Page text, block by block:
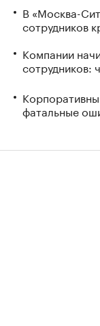
В «Москва-
сотрудников
Компании
сотрудников:
фатальные